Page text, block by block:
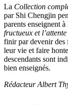
La Collection
par Shi Chengjin
parents enseignent
fructueux et
finir par devenir des
leur vie et faire
descendants sont
bien enseignés.
Rédacteur Albert